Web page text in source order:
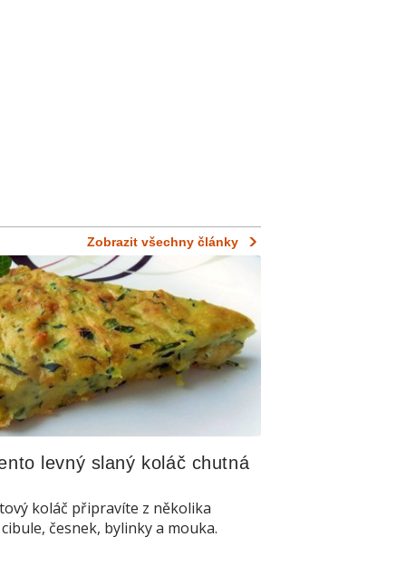
Zobrazit všechny články
levný slaný koláč chutná
koláč připravíte z několika
česnek, bylinky a mouka.